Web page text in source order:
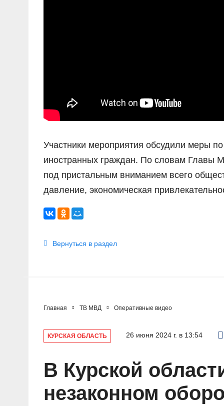
Участники мероприятия обсудили меры
иностранных граждан. По словам Главы
под пристальным вниманием всего
давление, экономическая
Вернуться в раздел
Главная ТВ МВД Оперативные видео
КУРСКАЯ ОБЛАСТЬ 26 июня 2024 г. в 13:54
В Курской
незаконном